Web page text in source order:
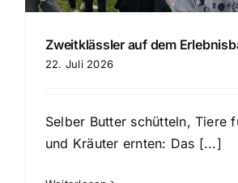
Zweitklässler auf dem
22. Juli 2026
Selber Butter schütteln, Tiere
und Kräuter ernten: Das [...]